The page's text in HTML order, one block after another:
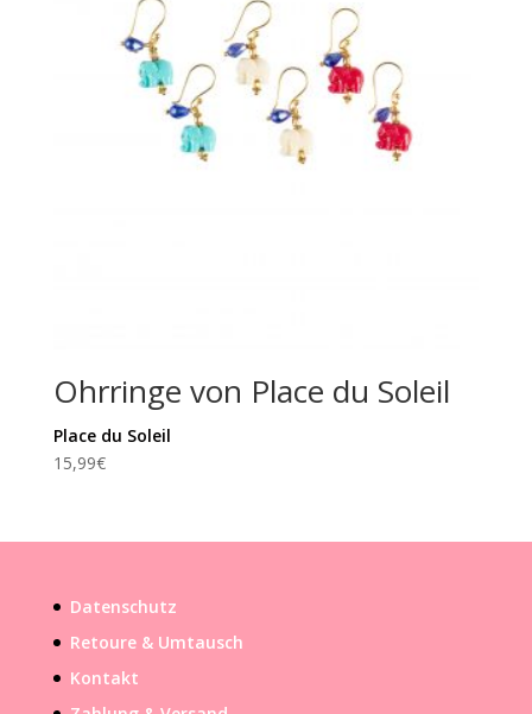
Ohrringe von Place du Soleil
Place du Soleil
15,99€
Datenschutz
Retoure & Umtausch
Kontakt